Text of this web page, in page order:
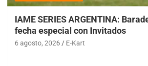
IAME SERIES ARGENTINA:
fecha especial con Invitados
6 agosto, 2026 E-Kart